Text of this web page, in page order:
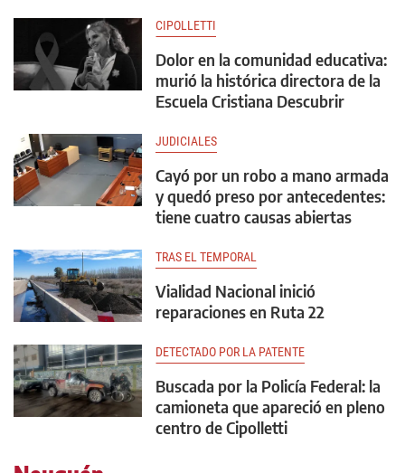
CIPOLLETTI
Dolor en la comunidad educativa:
murió la histórica directora de la
Escuela Cristiana Descubrir
JUDICIALES
Cayó por un robo a mano armada
y quedó preso por antecedentes:
tiene cuatro causas abiertas
TRAS EL TEMPORAL
Vialidad Nacional inició
reparaciones en Ruta 22
DETECTADO POR LA PATENTE
Buscada por la Policía Federal: la
camioneta que apareció en pleno
centro de Cipolletti